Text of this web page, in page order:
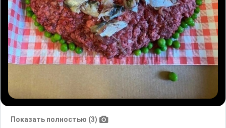
Показать полностью (3)